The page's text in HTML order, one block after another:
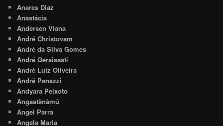
Anares Diaz
Anastácia
Andersen Viana
André Christovam
André da Silva Gomes
André Geraissati
André Luiz Oliveira
André Penazzi
Andyara Peixoto
Angaatãnàmú
Angel Parra
Angela Maria